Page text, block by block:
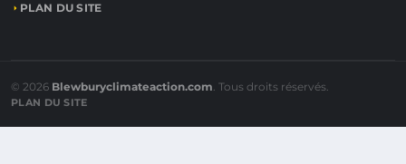
PLAN DU SITE
© 2026 Blewburyclimateaction.com. Tous droits réservés.
PLAN DU SITE